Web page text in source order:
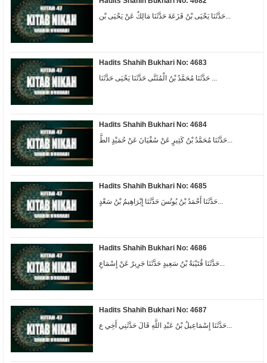
حَدَّثَنَا يَحْيَى بْنُ قَزَعَةَ حَدَّثَنَا مَالِكٌ عَنْ يَحْيَى بْن...
Hadits Shahih Bukhari No: 4683
Hadits Shahih Bukhari No: 4684
Hadits Shahih Bukhari No: 4685
حَدَّثَنَا أَحْمَدُ بْنُ يُونُسَ حَدَّثَنَا إِبْرَاهِيمُ بْنُ سَعْدٍ...
Hadits Shahih Bukhari No: 4686
حَدَّثَنَا قُتَيْبَةُ بْنُ سَعِيدٍ حَدَّثَنَا جَرِيرٌ عَنْ إِسْمَاعِ...
Hadits Shahih Bukhari No: 4687
حَدَّثَنَا إِسْمَاعِيلُ بْنُ عَبْدِ اللَّهِ قَالَ حَدَّثَنِي أَخِي ع...